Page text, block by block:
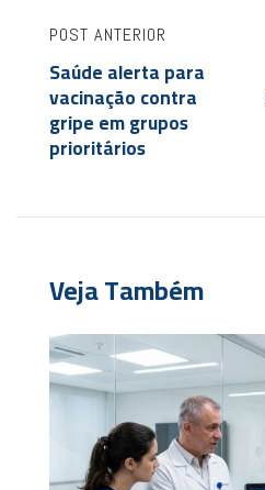
POST ANTERIOR
Saúde alerta para
vacinação contra
gripe em grupos
prioritários
Veja Também